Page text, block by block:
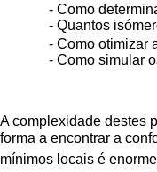
- Como
- Quantos
- Como otimizar
- Como simular
A complexidade destes
forma a encontrar a
mínimos locais é